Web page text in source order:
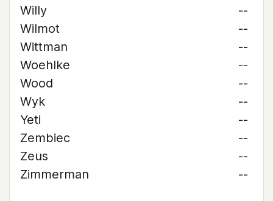
Willy
--
Wilmot
--
Wittman
--
Woehlke
--
Wood
--
Wyk
--
Yeti
--
Zembiec
--
Zeus
--
Zimmerman
--